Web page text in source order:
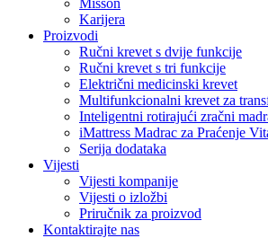
Misson
Karijera
Proizvodi
Ručni krevet s dvije funkcije
Ručni krevet s tri funkcije
Električni medicinski krevet
Multifunkcionalni krevet za
Inteligentni rotirajući zračni
iMattress Madrac za Praćenje
Serija dodataka
Vijesti
Vijesti kompanije
Vijesti o izložbi
Priručnik za proizvod
Kontaktirajte nas